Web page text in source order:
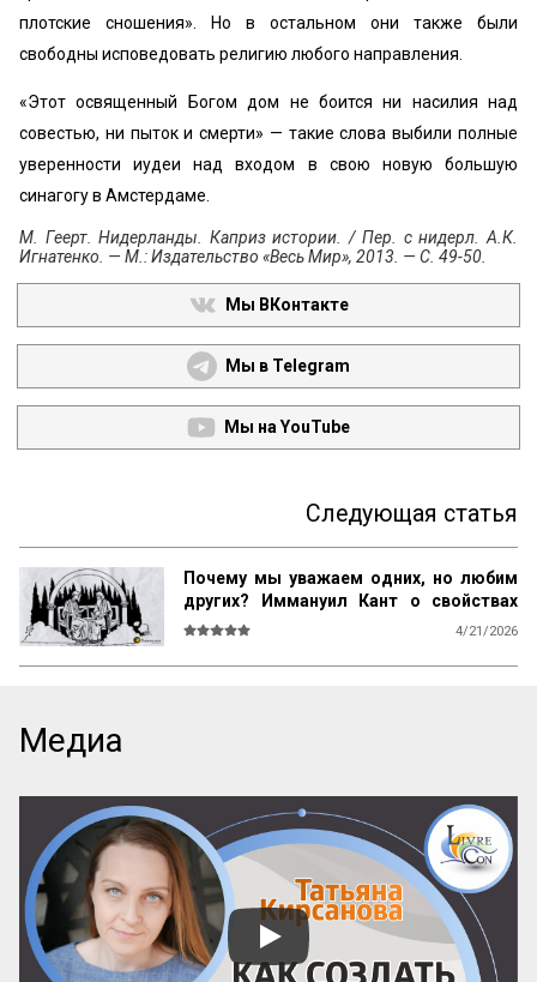
плотские сношения». Но в остальном они также были
свободны исповедовать религию любого направления.
«Этот освященный Богом дом не боится ни насилия над
совестью, ни пыток и смерти» — такие слова выбили полные
уверенности иудеи над входом в свою новую большую
синагогу в Амстердаме.
М. Геерт. Нидерланды. Каприз истории. / Пер. с нидерл. А.К.
Игнатенко. — М.: Издательство «Весь Мир», 2013. — С. 49-50.
Мы ВКонтакте
Мы в Telegram
Мы на YouTube
Следующая статья
Почему мы уважаем одних, но любим
других? Иммануил Кант о свойствах
возвышенного и прекрасного
4/21/2026
добродетель бургомистра. Правдивость
и честность просты и благородны, шутка
и угодливая лесть тонки и красивы.
Учтивость украшение добродетели.
Бескорыстное служебное рвение
благородно, утонченность и вежливость
прекрасны. Возвышенные свойства
внушают уважение, прекрасные любовь.
Люди, чувство которых обращено
преимущественно на прекрасное, ищут
Медиа